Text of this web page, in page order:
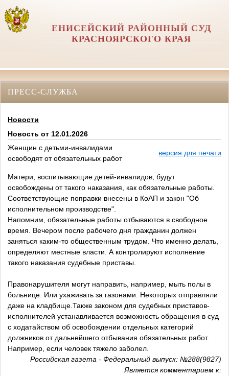
ЕНИСЕЙСКИЙ РАЙОННЫЙ СУД
КРАСНОЯРСКОГО КРАЯ
ПРЕСС-СЛУЖБА
Новости
Новость от 12.01.2026
Женщин с детьми-инвалидами
освободят от обязательных работ
версия для печати
Матери, воспитывающие детей-инвалидов, будут
освобождены от такого наказания, как обязательные работы.
Соответствующие поправки внесены в КоАП и закон "Об
исполнительном производстве".
Напомним, обязательные работы отбываются в свободное
время. Вечером после рабочего дня гражданин должен
заняться каким-то общественным трудом. Что именно делать,
определяют местные власти. А контролируют исполнение
такого наказания судебные приставы.
Правонарушителя могут направить, например, мыть полы в
больнице. Или ухаживать за газонами. Некоторых отправляли
даже на кладбище.Также законом для судебных приставов-
исполнителей устанавливается возможность обращения в суд
с ходатайством об освобождении отдельных категорий
должников от дальнейшего отбывания обязательных работ.
Например, если человек тяжело заболел.
Российская газета - Федеральный выпуск: №288(9827)
Является комментарием к: